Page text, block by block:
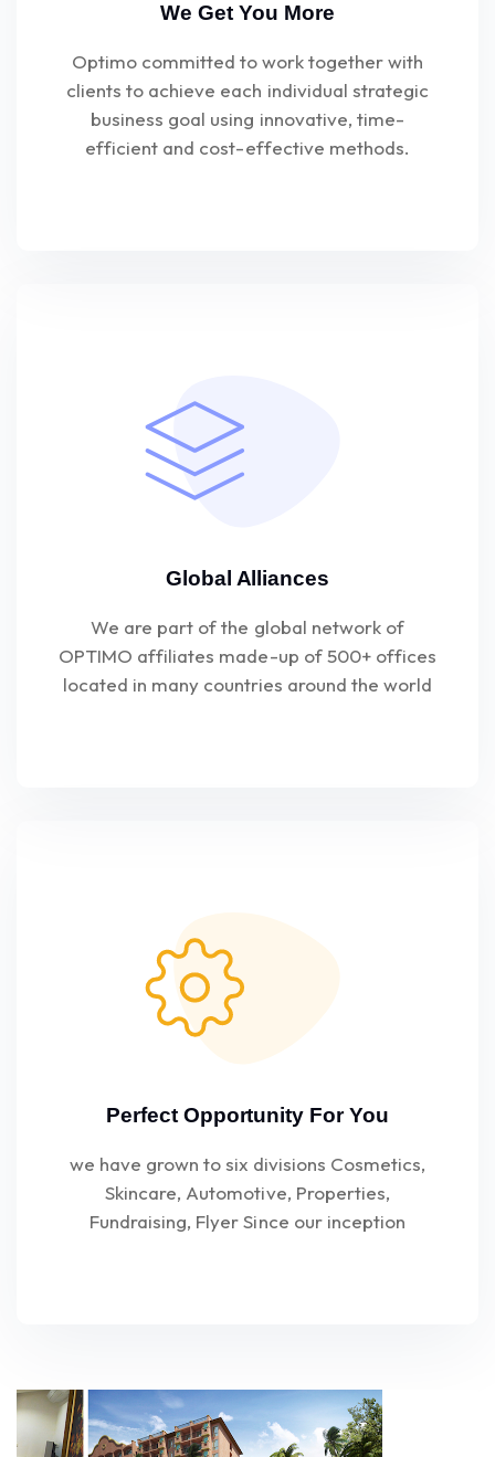
We Get You More
Optimo committed to work together with
clients to achieve each individual strategic
business goal using innovative, time-
efficient and cost-effective methods.
Global Alliances
We are part of the global network of
OPTIMO affiliates made-up of 500+ offices
located in many countries around the world
Perfect Opportunity For You
we have grown to six divisions Cosmetics,
Skincare, Automotive, Properties,
Fundraising, Flyer Since our inception